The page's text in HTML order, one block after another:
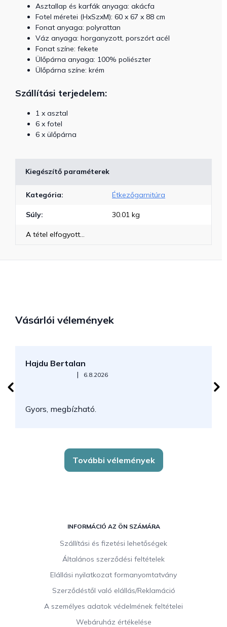
Asztallap és karfák anyaga: akácfa
Fotel méretei (HxSzxM): 60 x 67 x 88 cm
Fonat anyaga: polyrattan
Váz anyaga: horganyzott, porszórt acél
Fonat színe: fekete
Ülőpárna anyaga: 100% poliészter
Ülőpárna színe: krém
Szállítási terjedelem:
1 x asztal
6 x fotel
6 x ülőpárna
Kiegészítő paraméterek
Kategória: Étkezőgarnitúra
Súly: 30.01 kg
A tétel elfogyott…
Vásárlói vélemények
Hajdu Bertalan
Az áruház értékelése 5-ből 5 csillag.
| 6.8.2026
Gyors, megbízható.
További vélemények
INFORMÁCIÓ AZ ÖN SZÁMÁRA
Szállítási és fizetési lehetőségek
Általános szerződési feltételek
Elállási nyilatkozat formanyomtatvány
Szerződéstől való elállás/Reklamáció
A személyes adatok védelmének feltételei
Webáruház értékelése